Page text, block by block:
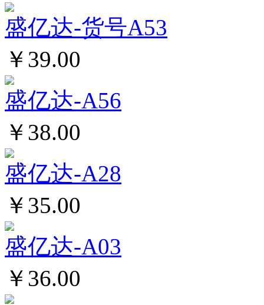
盛亿达-货号A53
￥39.00
盛亿达-A56
￥38.00
盛亿达-A28
￥35.00
盛亿达-A03
￥36.00